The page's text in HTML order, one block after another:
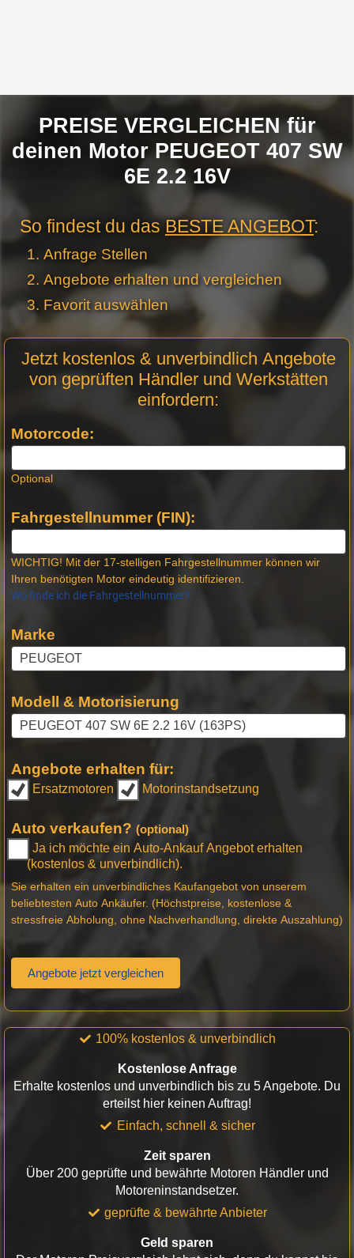
PREISE VERGLEICHEN für
deinen Motor PEUGEOT 407 SW
6E 2.2 16V
So findest du dasBESTE ANGEBOT:
Anfrage Stellen
Angebote erhalten und vergleichen
Favorit auswählen
Anfrage
Stellen -
Jetzt kostenlos & unverbindlich Angebote
von geprüften Händler und Werkstätten
einfordern:
Motorcode:
Optional
Fahrgestellnummer (FIN):
WICHTIG! Mit der 17-stelligen Fahrgestellnummer können wir
Ihren benötigten Motor eindeutig identifizieren.
Wo finde ich die Fahrgestellnummer?
Marke
Modell & Motorisierung
Angebote erhalten für:
Ersatzmotoren Motorinstandsetzung
Auto verkaufen? (optional)
Ja ich möchte ein Auto-Ankauf Angebot erhalten
(kostenlos & unverbindlich).
Sie erhalten ein unverbindliches Kaufangebot von unserem
beliebtesten Auto Ankäufer. (Höchstpreise, kostenlose &
stressfreie Abholung, ohne Nachverhandlung, direkte Auszahlung)
Angebote jetzt vergleichen
100% kostenlos & unverbindlich
Kostenlose Anfrage
Erhalte kostenlos und unverbindlich bis zu 5 Angebote. Du
erteilst hier keinen Auftrag!
Einfach, schnell & sicher
Zeit sparen
Über 200 geprüfte und bewährte Motoren Händler und
Motoreninstandsetzer.
geprüfte & bewährte Anbieter
Geld sparen